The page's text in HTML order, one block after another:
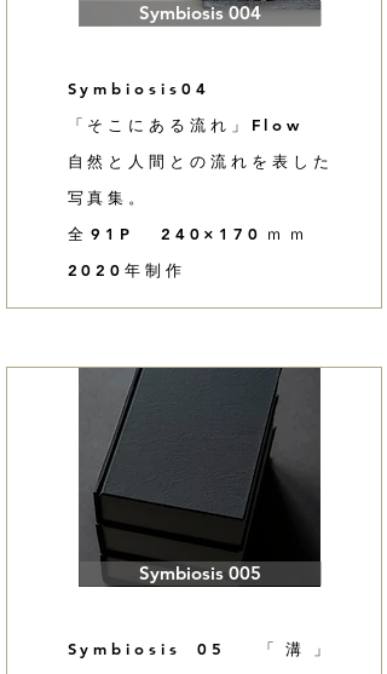
Symbiosis 004
Symbiosis04
「そこにある流れ」Flow
自然と人間との流れを表した
写真集。
全91P 240×170ｍｍ
2020年制作
Symbiosis 005
Symbiosis 05 「溝」